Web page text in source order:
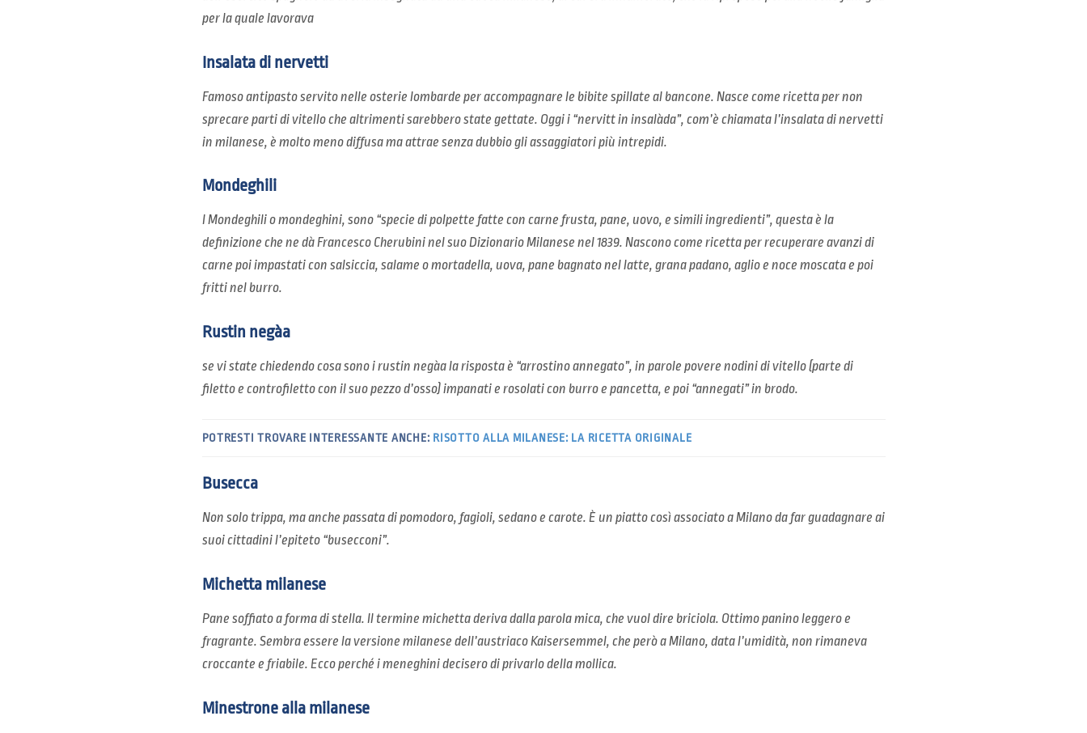
per la quale lavorava
Insalata di nervetti
Famoso antipasto servito nelle osterie lombarde per accompagnare le bibite spillate al bancone. Nasce come ricetta per non
sprecare parti di vitello che altrimenti sarebbero state gettate. Oggi i “nervitt in insalàda”, com’è chiamata l’insalata di nervetti
in milanese, è molto meno diffusa ma attrae senza dubbio gli assaggiatori più intrepidi.
Mondeghili
I Mondeghili o mondeghini, sono “specie di polpette fatte con carne frusta, pane, uovo, e simili ingredienti”, questa è la
definizione che ne dà Francesco Cherubini nel suo Dizionario Milanese nel 1839. Nascono come ricetta per recuperare avanzi di
carne poi impastati con salsiccia, salame o mortadella, uova, pane bagnato nel latte, grana padano, aglio e noce moscata e poi
fritti nel burro.
Rustin negàa
se vi state chiedendo cosa sono i rustin negàa la risposta è “arrostino annegato”, in parole povere nodini di vitello (parte di
filetto e controfiletto con il suo pezzo d’osso) impanati e rosolati con burro e pancetta, e poi “annegati” in brodo.
POTRESTI TROVARE INTERESSANTE ANCHE: RISOTTO ALLA MILANESE: LA RICETTA ORIGINALE
Busecca
Non solo trippa, ma anche passata di pomodoro, fagioli, sedano e carote. È un piatto così associato a Milano da far guadagnare ai
suoi cittadini l’epiteto “busecconi”.
Michetta milanese
Pane soffiato a forma di stella. Il termine michetta deriva dalla parola mica, che vuol dire briciola. Ottimo panino leggero e
fragrante. Sembra essere la versione milanese dell’austriaco Kaisersemmel, che però a Milano, data l’umidità, non rimaneva
croccante e friabile. Ecco perché i meneghini decisero di privarlo della mollica.
Minestrone alla milanese